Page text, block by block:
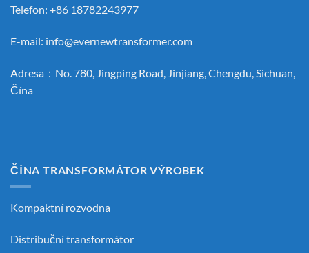
Telefon: +86 18782243977
E-mail: info@evernewtransformer.com
Adresa：No. 780, Jingping Road, Jinjiang, Chengdu, Sichuan,
Čína
ČÍNA TRANSFORMÁTOR VÝROBEK
Kompaktní rozvodna
Distribuční transformátor